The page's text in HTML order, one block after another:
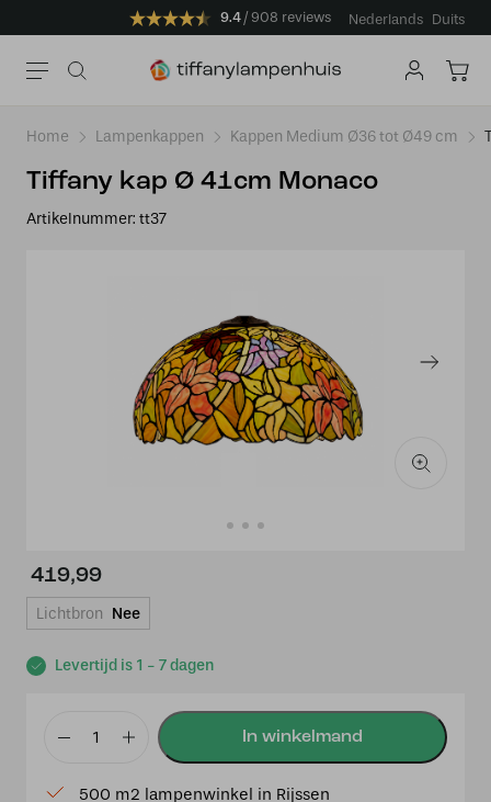
9.4 908 reviews Nederlands Duits
Home Lampenkappen Kappen Medium Ø36 tot Ø49 cm
Tiffany kap Ø 41cm Monaco
Artikelnummer: tt37
Levertijd is 1 - 7 dagen
419,99
Lichtbron Nee
Tiffany
500 m2 lampenwinkel in Rijssen